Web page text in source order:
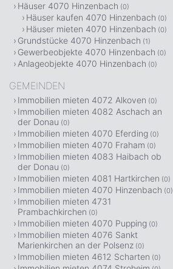
Häuser 4070 Hinzenbach (0)
Häuser kaufen 4070 Hinzenbach (0)
Häuser mieten 4070 Hinzenbach (0)
Grundstücke 4070 Hinzenbach (1)
Gewerbeobjekte 4070 Hinzenbach (0)
Anlageobjekte 4070 Hinzenbach (0)
GEMEINDEN
Immobilien mieten 4072 Alkoven (0)
Immobilien mieten 4082 Aschach an
der Donau (0)
Immobilien mieten 4070 Eferding (0)
Immobilien mieten 4070 Fraham (0)
Immobilien mieten 4083 Haibach ob
der Donau (0)
Immobilien mieten 4081 Hartkirchen (0)
Immobilien mieten 4070 Hinzenbach (0)
Immobilien mieten 4731
Prambachkirchen (0)
Immobilien mieten 4070 Pupping (0)
Immobilien mieten 4076 Sankt
Marienkirchen an der Polsenz (0)
Immobilien mieten 4612 Scharten (0)